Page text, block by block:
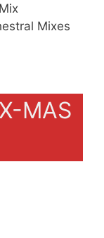
Mixes
MAS